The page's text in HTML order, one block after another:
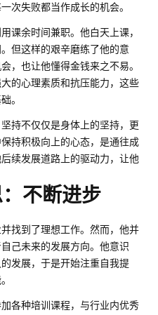
次失败都当作成长的机会。
课余时间兼职。他白天上课，
但这样的艰辛磨练了他的意
，也让他懂得金钱来之不易。
的心理素质和抗压能力，这些
。
持不仅仅是身体上的坚持，更
持积极向上的心态，是通往成
续发展道路上的驱动力，让他
不断进步
找到了理想工作。然而，他并
己未来的发展方向。他意识
发展，于是开始注重自我提
各种培训课程，与行业内优秀